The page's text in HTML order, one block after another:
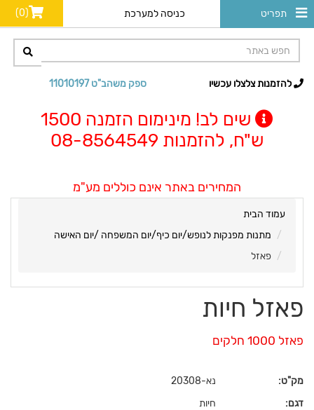
תפריט כניסה למערכת (0)
ספק משהב"ט 11010197 להזמנות צלצלו עכשיו
שים לב! מינימום הזמנה 1500
ש"ח, להזמנות 08-8564549
המחירים באתר אינם כוללים מע"מ
עמוד הבית
מתנות מפנקות לנופש/יום כיף/יום המשפחה /יום האישה
פאזל
פאזל חיות
פאזל 1000 חלקים
מק"ט:
נא-20308
דגם:
חיות